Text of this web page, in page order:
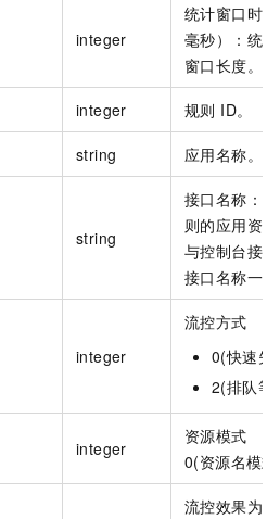
integer
统计窗口时
毫秒）：统
窗口长度。
integer 规则 ID。
string 应用名称。
string
接口名称：
则的应用资
与控制台接
接口名称一
integer
流控方式
0(快速失
2(排队等
integer
资源模式
0(资源名模
流控效果为